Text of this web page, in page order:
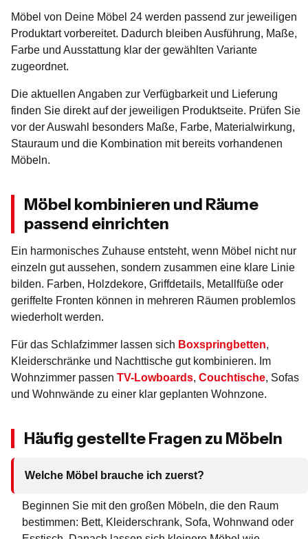
Möbel von Deine Möbel 24 werden passend zur jeweiligen
Produktart vorbereitet. Dadurch bleiben Ausführung, Maße,
Farbe und Ausstattung klar der gewählten Variante
zugeordnet.
Die aktuellen Angaben zur Verfügbarkeit und Lieferung
finden Sie direkt auf der jeweiligen Produktseite. Prüfen Sie
vor der Auswahl besonders Maße, Farbe, Materialwirkung,
Stauraum und die Kombination mit bereits vorhandenen
Möbeln.
Möbel kombinieren und Räume
passend einrichten
Ein harmonisches Zuhause entsteht, wenn Möbel nicht nur
einzeln gut aussehen, sondern zusammen eine klare Linie
bilden. Farben, Holzdekore, Griffdetails, Metallfüße oder
geriffelte Fronten können in mehreren Räumen problemlos
wiederholt werden.
Für das Schlafzimmer lassen sich Boxspringbetten,
Kleiderschränke und Nachttische gut kombinieren. Im
Wohnzimmer passen TV-Lowboards, Couchtische, Sofas
und Wohnwände zu einer klar geplanten Wohnzone.
Häufig gestellte Fragen zu Möbeln
Welche Möbel brauche ich zuerst?
Beginnen Sie mit den großen Möbeln, die den Raum
bestimmen: Bett, Kleiderschrank, Sofa, Wohnwand oder